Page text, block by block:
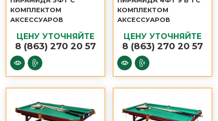
КОМПЛЕКТОМ
АКСЕССУАРОВ
ЦЕНУ УТОЧНЯЙТЕ
8 (863) 270 20 57
КОМПЛЕКТОМ
АКСЕССУАРОВ
ЦЕНУ УТОЧНЯЙТЕ
8 (863) 270 20 57